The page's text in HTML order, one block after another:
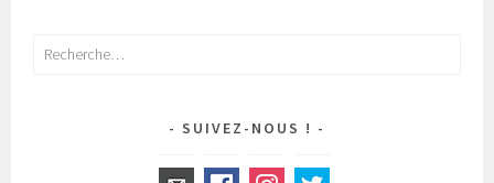
Rechercher :
SUIVEZ-NOUS !